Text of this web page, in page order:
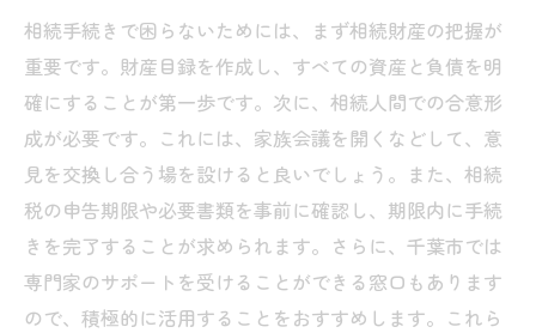
相続手続きで困らないためには、まず相続財産の把握が
重要です。財産目録を作成し、すべての資産と負債を明
確にすることが第一歩です。次に、相続人間での合意形
成が必要です。これには、家族会議を開くなどして、意
見を交換し合う場を設けると良いでしょう。また、相続
税の申告期限や必要書類を事前に確認し、期限内に手続
きを完了することが求められます。さらに、千葉市では
専門家のサポートを受けることができる窓口もあります
ので、積極的に活用することをおすすめします。これら